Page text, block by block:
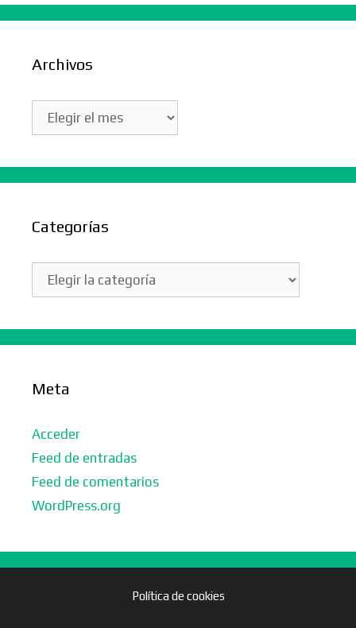
Archivos
Archivos
Categorías
Categorías
Meta
Acceder
Feed de entradas
Feed de comentarios
WordPress.org
Política de cookies